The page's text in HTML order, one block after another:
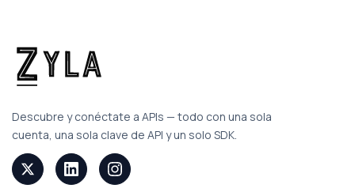
Descubre y conéctate a APIs — todo con una sola
cuenta, una sola clave de API y un solo SDK.